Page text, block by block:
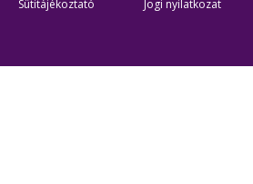
Sütitájékoztató
Jogi nyilatkozat